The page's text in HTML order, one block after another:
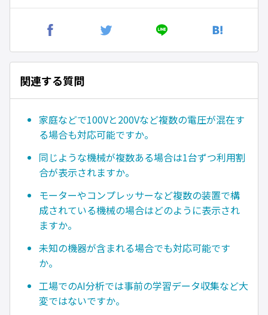
関連する質問
家庭などで100Vと200Vなど複数の電圧が混在す
る場合も対応可能ですか。
同じような機械が複数ある場合は1台ずつ利用割
合が表示されますか。
モーターやコンプレッサーなど複数の装置で構
成されている機械の場合はどのように表示され
ますか。
未知の機器が含まれる場合でも対応可能です
か。
工場でのAI分析では事前の学習データ収集など大
変ではないですか。